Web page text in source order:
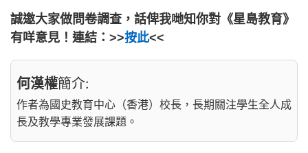
誠邀大家做問卷調查，話俾我哋知你對《星島教育》
有咩意見！連結：>>按此<<
何漢權簡介:
作者為國史教育中心（香港）校長，長期關注學生全人成
長及教學專業發展課題。